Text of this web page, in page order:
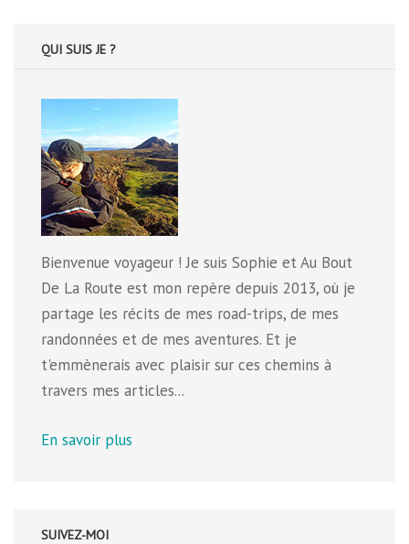
QUI SUIS JE ?
Bienvenue voyageur ! Je suis Sophie et Au Bout
De La Route est mon repère depuis 2013, où je
partage les récits de mes road-trips, de mes
randonnées et de mes aventures. Et je
t'emmènerais avec plaisir sur ces chemins à
travers mes articles...
En savoir plus
SUIVEZ-MOI